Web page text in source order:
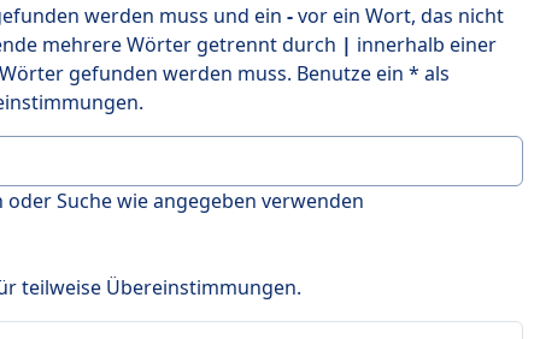
werden muss und ein -vor ein Wort, das nicht
mehrere Wörter getrennt durch | innerhalb einer
gefunden werden muss. Benutze ein * als
Suche wie angegeben verwenden
teilweise Übereinstimmungen.